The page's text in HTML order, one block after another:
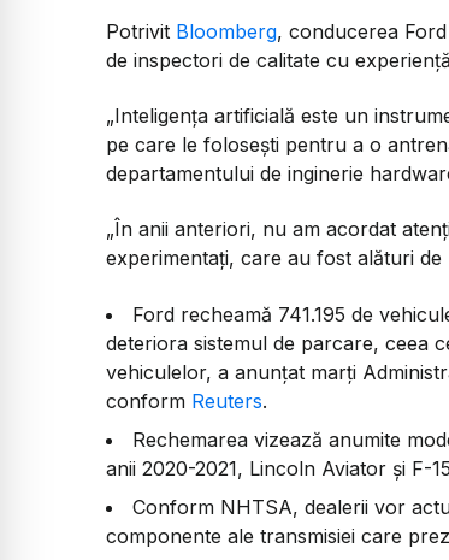
Potrivit Bloomberg, conducerea
de inspectori de calitate cu
„Inteligența artificială este un
pe care le folosești pentru a o
departamentului de inginerie
„În anii anteriori, nu am acordat
experimentați, care au fost alături
Ford recheamă 741.195 de
deteriora sistemul de parcare, ceea
vehiculelor, a anunțat marți
conform Reuters.
Rechemarea vizează anumite
anii 2020-2021, Lincoln Aviator și F-
Conform NHTSA, dealerii vor
componente ale transmisiei care